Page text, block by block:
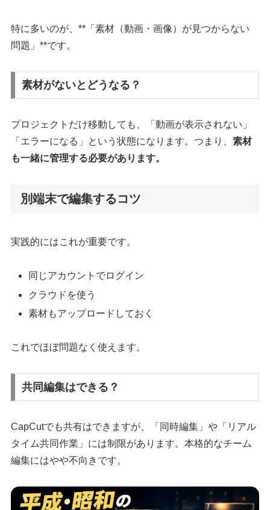
特に多いのが、**「素材（動画・画像）が見つからない
問題」**です。
素材がないとどうなる？
プロジェクトだけ移動しても、「動画が表示されない」
「エラーになる」という状態になります。つまり、素材
も一緒に管理する必要があります。
別端末で編集するコツ
実践的にはこれが重要です。
同じアカウントでログイン
クラウドを使う
素材もアップロードしておく
これでほぼ問題なく使えます。
共同編集はできる？
CapCutでも共有はできますが、「同時編集」や「リアル
タイム共同作業」には制限があります。本格的なチーム
編集にはやや不向きです。